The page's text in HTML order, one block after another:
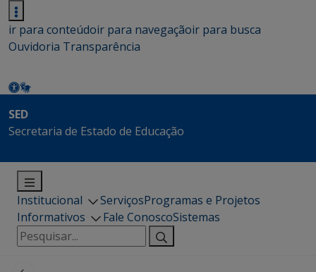
ir para conteúdoir para navegaçãoir para busca
Ouvidoria Transparência
SED
Secretaria de Estado de Educação
Institucional ServiçosProgramas e Projetos
Informativos
Fale ConoscoSistemas
Pesquisar
por: